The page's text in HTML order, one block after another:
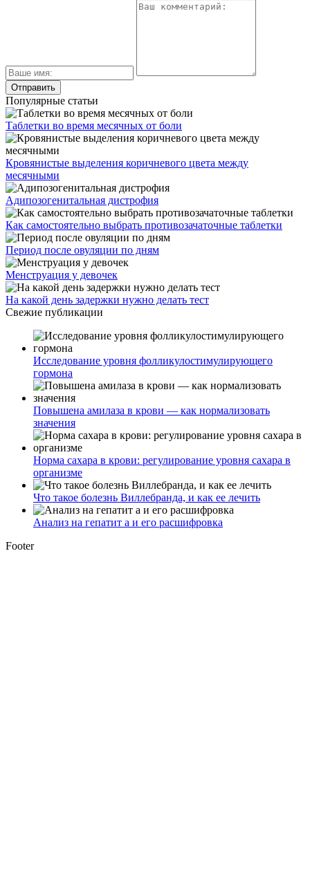
Популярные статьи
Таблетки во время месячных от боли
Кровянистые выделения коричневого цвета между
месячными
Адипозогенитальная дистрофия
Как самостоятельно выбрать противозачаточные таблетки
Период после овуляции по дням
Менструация у девочек
На какой день задержки нужно делать тест
Свежие публикации
Исследование уровня фолликулостимулирующего
гормона
Повышена амилаза в крови — как нормализовать
значения
Норма сахара в крови: регулирование уровня сахара в
организме
Что такое болезнь Виллебранда, и как ее лечить
Анализ на гепатит а и его расшифровка
Footer